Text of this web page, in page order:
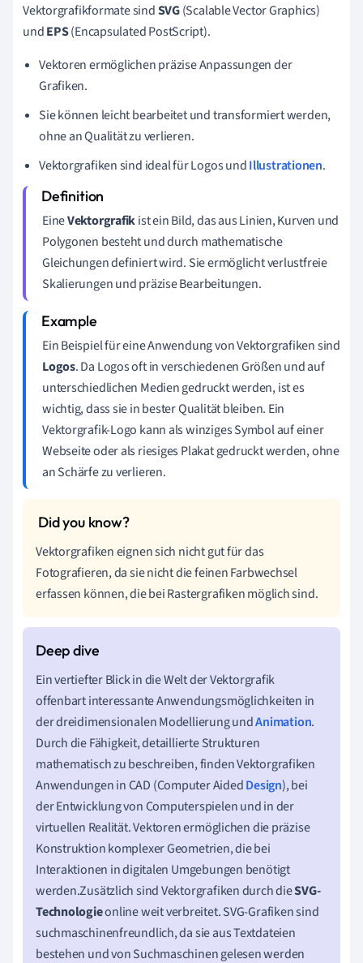
Vektorgrafikformate sindSVG(Scalable Vector Graphics)
undEPS(Encapsulated PostScript).
Vektoren ermöglichen präzise Anpassungen der
Grafiken.
Sie können leicht bearbeitet und transformiert werden,
ohne an Qualität zu verlieren.
Vektorgrafiken sind ideal für Logos undIllustrationen.
EineVektorgrafikist ein Bild, das aus Linien, Kurven und
Polygonen besteht und durch mathematische
Gleichungen definiert wird. Sie ermöglicht verlustfreie
Skalierungen und präzise Bearbeitungen.
Ein Beispiel für eine Anwendung von Vektorgrafiken sind
Logos. Da Logos oft in verschiedenen Größen und auf
unterschiedlichen Medien gedruckt werden, ist es
wichtig, dass sie in bester Qualität bleiben. Ein
Vektorgrafik-Logo kann als winziges Symbol auf einer
Webseite oder als riesiges Plakat gedruckt werden, ohne
an Schärfe zu verlieren.
Vektorgrafiken eignen sich nicht gut für das
Fotografieren, da sie nicht die feinen Farbwechsel
erfassen können, die bei Rastergrafiken möglich sind.
Ein vertiefter Blick in die Welt der Vektorgrafik
offenbart interessante Anwendungsmöglichkeiten in
der dreidimensionalen Modellierung undAnimation.
Durch die Fähigkeit, detaillierte Strukturen
mathematisch zu beschreiben, finden Vektorgrafiken
Anwendungen in CAD (Computer AidedDesign), bei
der Entwicklung von Computerspielen und in der
virtuellen Realität. Vektoren ermöglichen die präzise
Konstruktion komplexer Geometrien, die bei
Interaktionen in digitalen Umgebungen benötigt
werden.Zusätzlich sind Vektorgrafiken durch dieSVG-
Technologieonline weit verbreitet. SVG-Grafiken sind
suchmaschinenfreundlich, da sie aus Textdateien
bestehen und von Suchmaschinen gelesen werden